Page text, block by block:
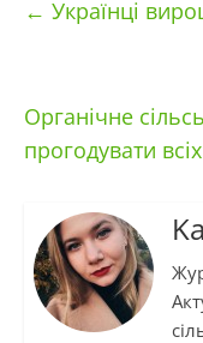
← Українці
Органічне
прогодувати